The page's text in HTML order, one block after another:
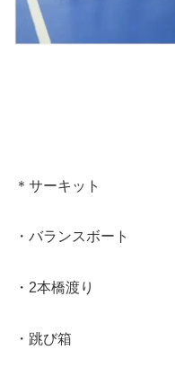
＊サーキット
・バランスボート
・2本橋渡り
・跳び箱